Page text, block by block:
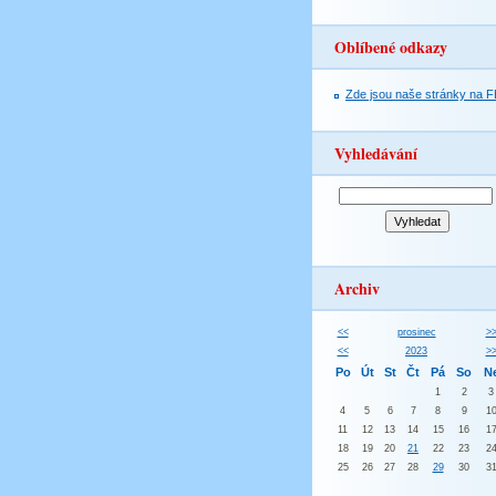
Oblíbené odkazy
Zde jsou naše stránky na
Vyhledávání
Archiv
<< prosinec
>>
<<
2023 >>
Po Út St Čt Pá So
1 2
3
4
5 6 7 8 9
10
11
12 13 14 15 16
17
18
19 20 21 22 23
24
25
26 27 28 29 30 31